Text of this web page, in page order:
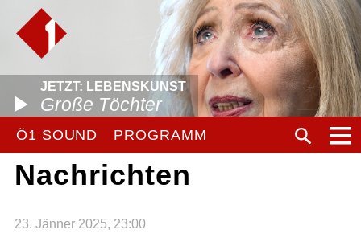
JETZT: LEBENSKUNST
Große Töchter
Ö1 SOUND PROGRAMM
Nachrichten
23. Jänner 2025, 23:00